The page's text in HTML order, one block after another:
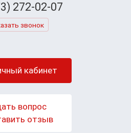
272-02-07
звонок
кабинет
вопрос
отзыв